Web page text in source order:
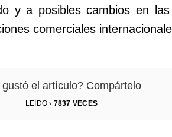
y a posibles cambios en
comerciales
gustó el artículo? Compártelo
LEÍDO › 7837 VECES